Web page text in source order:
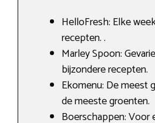
HelloFresh: Elke
recepten. .
Marley Spoon:
bijzondere recepten.
Ekomenu: De meest
de meeste groenten.
Boerschappen: Voor